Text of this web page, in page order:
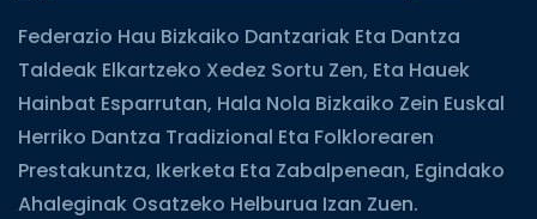
Federazio Hau Bizkaiko Dantzariak Eta Dantza
Taldeak Elkartzeko Xedez Sortu Zen, Eta Hauek
Hainbat Esparrutan, Hala Nola Bizkaiko Zein Euskal
Herriko Dantza Tradizional Eta Folklorearen
Prestakuntza, Ikerketa Eta Zabalpenean, Egindako
Ahaleginak Osatzeko Helburua Izan Zuen.